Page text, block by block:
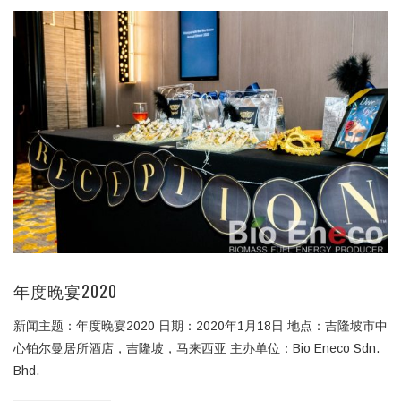
年度晚宴2020
新闻主题：年度晚宴2020 日期：2020年1月18日 地点：吉隆坡市中
心铂尔曼居所酒店，吉隆坡，马来西亚 主办单位：Bio Eneco Sdn.
Bhd.